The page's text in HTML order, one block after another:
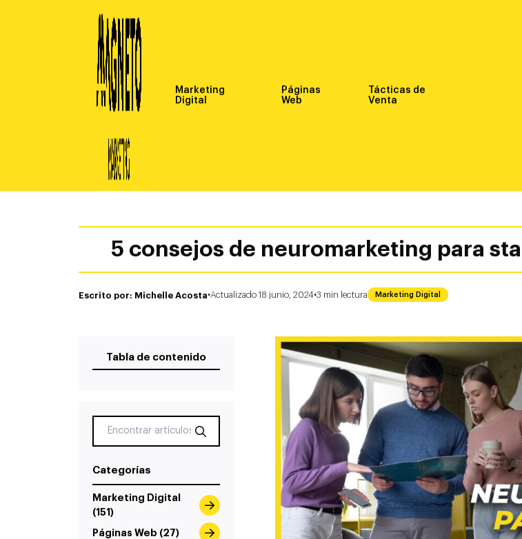
Marketing
Digital
Páginas
Web
Tácticas de
Venta
5 consejos de neuromarketing para
Escrito por: Michelle Acosta·Actualizado 18 junio, 2024·3 min lectura Marketing Digital
Tabla de contenido
Categorías
Marketing Digital
(151)
Páginas Web (27)